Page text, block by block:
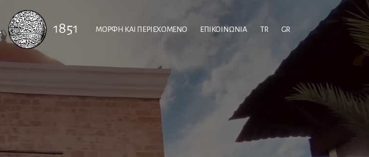
ΜΟΡΦΗ ΚΑΙ ΠΕΡΙΕΧΟΜΕΝΟ ΕΠΙΚΟΙΝΩΝΙΑ TR GR